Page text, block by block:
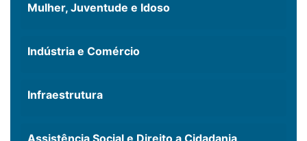
Mulher, Juventude e Idoso
Indústria e Comércio
Infraestrutura
Assistência Social e Direito a Cidadania